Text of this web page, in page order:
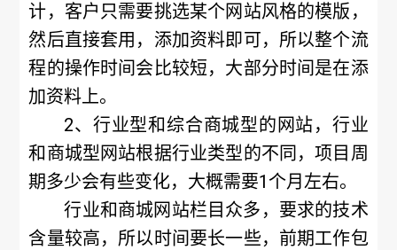
计，客户只需要挑选某个网站风格的模版，
然后直接套用，添加资料即可，所以整个流
程的操作时间会比较短，大部分时间是在添
加资料上。
2、 行业型和综合商城型的网站，行业
和商城型网站根据行业类型的不同，项目周
期多少会有些变化，大概需要1个月左右。
行业和商城网站栏目众多，要求的技术
含量较高，所以时间要长一些，前期工作包